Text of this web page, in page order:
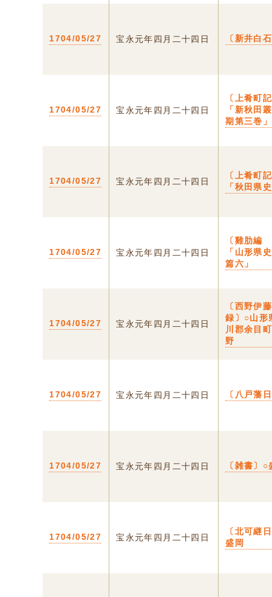
1704/05/27 宝永元年四月二十四日 〔新井白
1704/05/27 宝永元年四月二十四日
〔上肴町
「新秋田
期第三巻」
1704/05/27 宝永元年四月二十四日
〔上肴町
「秋田県
1704/05/27 宝永元年四月二十四日
〔雞肋編
「山形県
篇六」
1704/05/27 宝永元年四月二十四日
〔西野伊
録〕○山形
川郡余目
野
1704/05/27 宝永元年四月二十四日 〔八戸藩
1704/05/27 宝永元年四月二十四日 〔雑書〕○
1704/05/27 宝永元年四月二十四日
〔北可継
盛岡